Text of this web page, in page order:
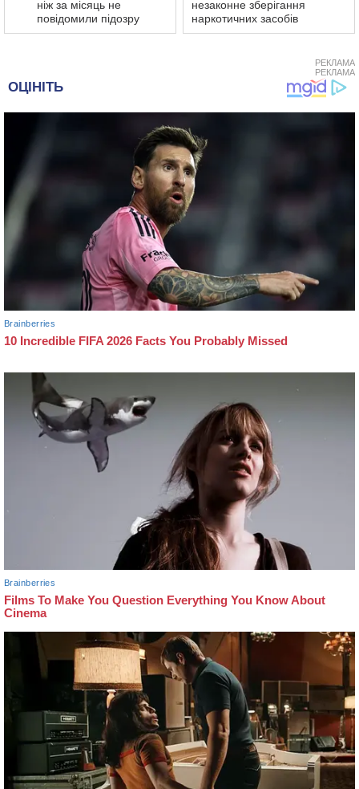
ніж за місяць не
повідомили підозру
незаконне зберігання
наркотичних засобів
РЕКЛАМА
РЕКЛАМА